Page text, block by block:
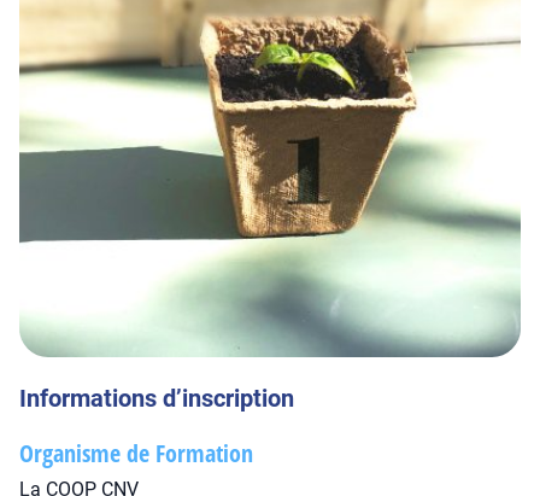
Informations d’inscription
Organisme de Formation
La COOP CNV